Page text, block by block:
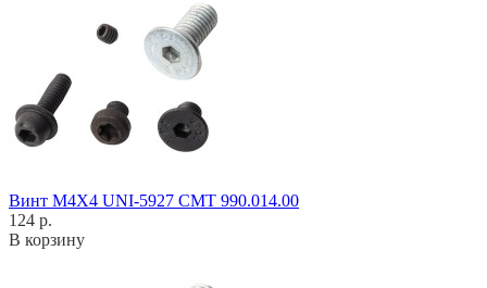
Винт M4X4 UNI-5927 CMT 990.014.00
124 р.
В корзину